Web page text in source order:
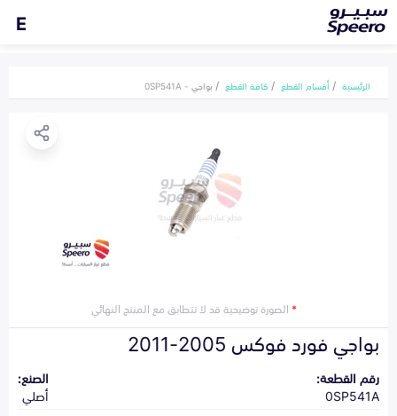
E
الرئيسية أقسام القطع كافة القطع بواجي - 0SP541A
*الصورة توضيحية قد لا تتطابق مع المنتج النهائي
بواجي فورد فوكس 2005-2011
رقم القطعة:
0SP541A
الصنع:
أصلي